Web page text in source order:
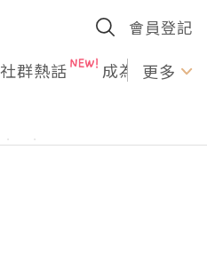
會員登記
社群熱話 成為U更多